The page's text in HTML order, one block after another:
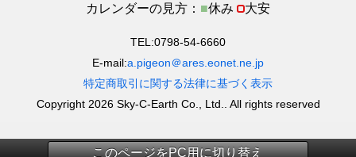
カレンダーの見方： ■休み 大安
TEL:0798-54-6660
E-mail:a.pigeon＠ares.eonet.ne.jp
特定商取引に関する法律に基づく表示
Copyright 2026 Sky-C-Earth Co., Ltd.. All rights reserved
このページをPC用に切り替え